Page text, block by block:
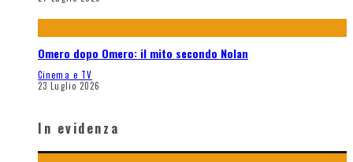
Omero dopo Omero: il mito secondo Nolan
Cinema e TV
23 Luglio 2026
In evidenza